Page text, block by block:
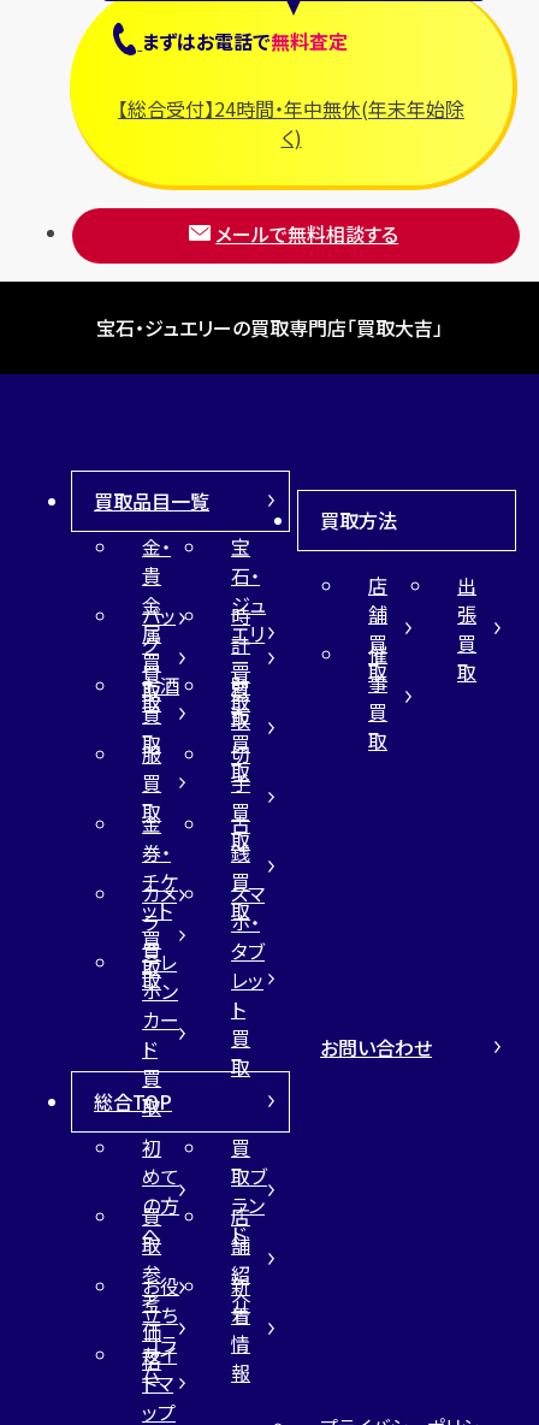
まずはお電話で無料査定
【総合受付】24時間・年中無休(年末年始除
く)
メールで無料相談する
宝石・ジュエリーの買取専門店「買取大吉」
買取品目一覧
金・
貴
金
属
買
取
宝
石・
ジュ
エリ
ー
買
取
バッ
グ
買
取
時
計
買
取
お酒
買
取
財
布
買
取
服
買
取
切
手
買
取
金
券・
チケ
ット
買
取
古
銭
買
取
カメ
ラ
買
取
スマ
ホ・
タブ
レッ
ト
買
取
テレ
ホン
カー
ド
買
取
買取方法
店
舗
買
取
出
張
買
取
催
事
買
取
総合TOP
初
めて
の方
へ
買
取ブ
ラン
ド
買
取
参
考
価
格
店
舗
紹
介
お役
立ち
コラ
ム
新
着
情
報
サイ
トマ
ップ
お問い合わせ